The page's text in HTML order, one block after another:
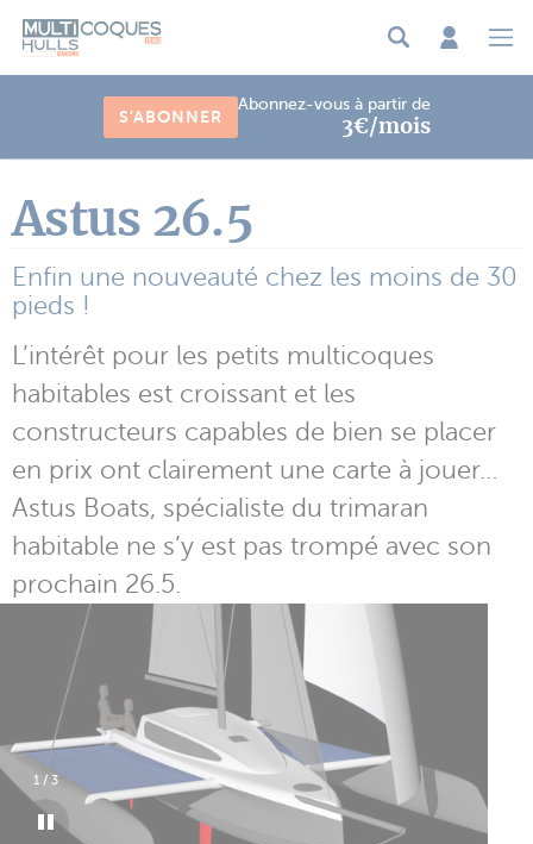
S'ABONNER
Abonnez-vous à partir de
3€/mois
Astus 26.5
Enfin une nouveauté chez les moins de 30
pieds !
L’intérêt pour les petits multicoques
habitables est croissant et les
constructeurs capables de bien se placer
en prix ont clairement une carte à jouer…
Astus Boats, spécialiste du trimaran
habitable ne s’y est pas trompé avec son
prochain 26.5.
1/ 3